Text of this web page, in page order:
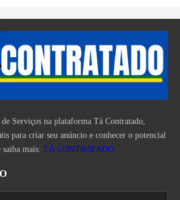
Serviços na plataforma Tá Contratado,
para criar seu anúncio e conhecer o potencial
saiba mais: TÁ CONTRATADO